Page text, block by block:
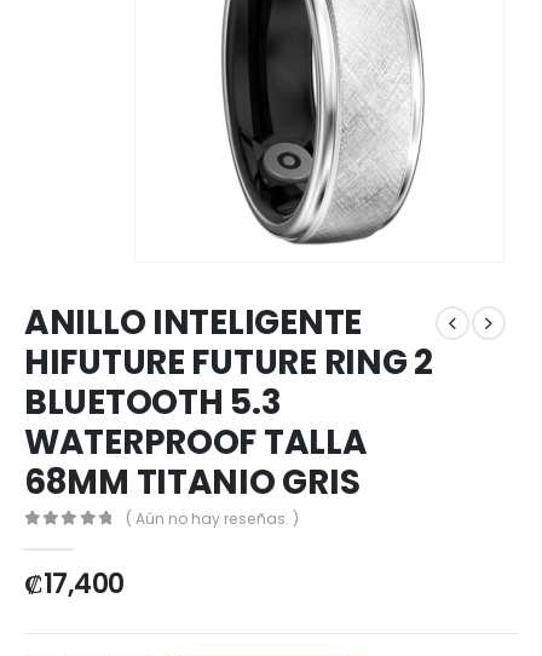
ANILLO INTELIGENTE
HIFUTURE FUTURE RING 2
BLUETOOTH 5.3
WATERPROOF TALLA
68MM TITANIO GRIS
( Aún no hay reseñas. )
₡17,400